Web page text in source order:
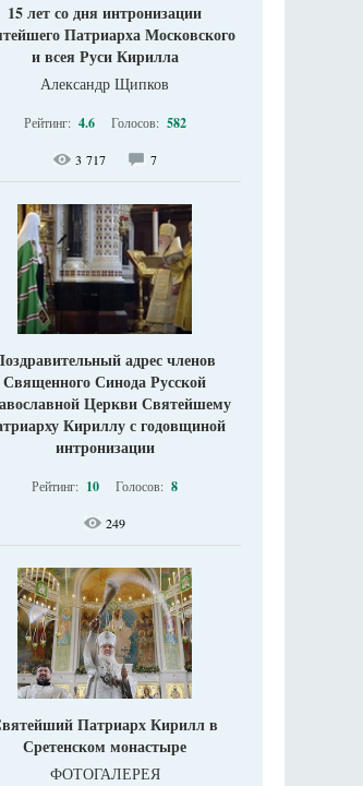
15 лет со дня интронизации
Патриарха Московского
и всея Руси Кирилла
Александр Щипков
Рейтинг: 4.6 Голосов: 582
3 717 7
адрес членов
Священного Синода Русской
Церкви Святейшему
Кириллу с годовщиной
интронизации
Рейтинг: 10 Голосов: 8
249
Патриарх Кирилл в
Сретенском монастыре
ФОТОГАЛЕРЕЯ